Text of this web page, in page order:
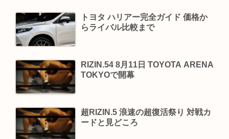
トヨタ ハリアー完全ガイド 価格か
らライバル比較まで
RIZIN.54 8月11日 TOYOTA ARENA
TOKYOで開幕
超RIZIN.5 浪速の超復活祭り 対戦カ
ードと見どころ